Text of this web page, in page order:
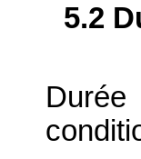
5.2
Durée